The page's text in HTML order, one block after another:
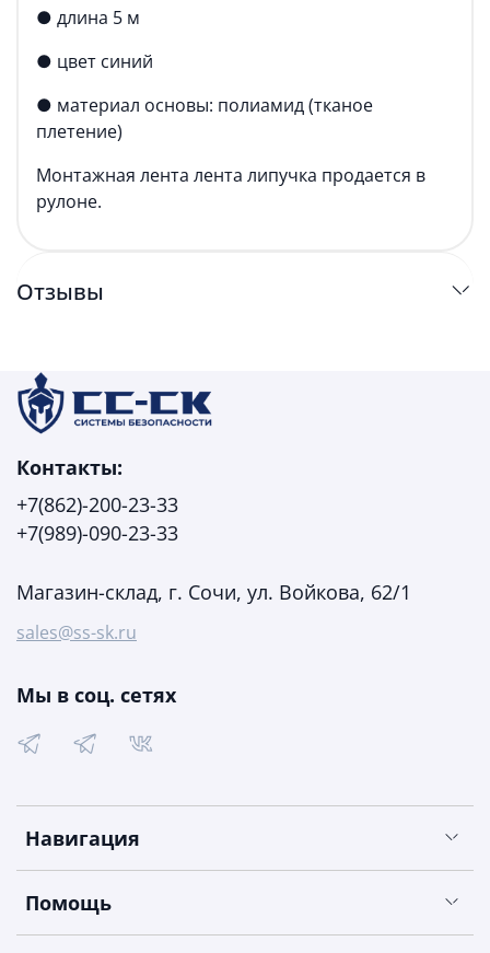
● длина 5 м
● цвет синий
● материал основы: полиамид (тканое
плетение)
Монтажная лента лента липучка продается в
рулоне.
Отзывы
Навигация
Помощь
Контакты:
+7(862)-200-23-33
+7(989)-090-23-33
Магазин-склад, г. Сочи, ул. Войкова, 62/1
sales@ss-sk.ru
Мы в соц. сетях